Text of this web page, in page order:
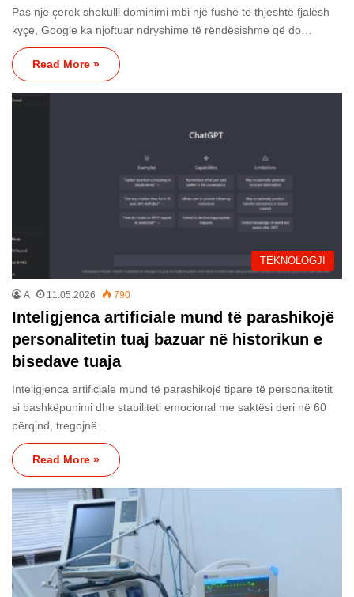
Pas një çerek shekulli dominimi mbi një fushë të thjeshtë fjalësh
kyçe, Google ka njoftuar ndryshime të rëndësishme që do…
Read More »
TEKNOLOGJI
A 11.05.2026 790
Inteligjenca artificiale mund të parashikojë
personalitetin tuaj bazuar në historikun e
bisedave tuaja
Inteligjenca artificiale mund të parashikojë tipare të personalitetit
si bashkëpunimi dhe stabiliteti emocional me saktësi deri në 60
përqind, tregojnë…
Read More »